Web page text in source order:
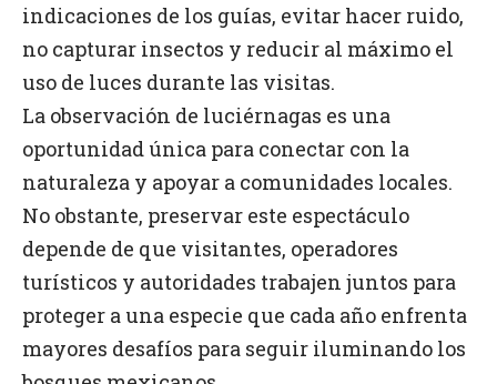
indicaciones de los guías, evitar hacer ruido,
no capturar insectos y reducir al máximo el
uso de luces durante las visitas.
La observación de luciérnagas es una
oportunidad única para conectar con la
naturaleza y apoyar a comunidades locales.
No obstante, preservar este espectáculo
depende de que visitantes, operadores
turísticos y autoridades trabajen juntos para
proteger a una especie que cada año enfrenta
mayores desafíos para seguir iluminando los